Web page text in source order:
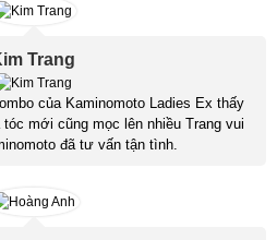
Trang
của Kaminomoto Ladies Ex thấy
mới cũng mọc lên nhiều Trang vui
đã tư vấn tận tình.